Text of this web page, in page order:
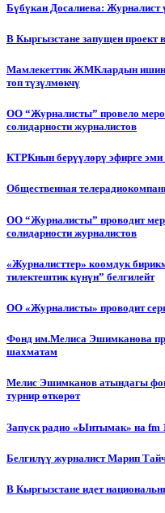
Бүбүкан Досалиева: Журналист
В Кыргызстане запущен проект
Мамлекеттик ЖМКлардын
топ түзүлмөкчү
ОО “Журналисты” провело
солидарности журналистов
КТРКнын берүүлөрү эфирге
Общественная
ОО “Журналисты” проводит
солидарности журналистов
«Журналисттер» коомдук
тилектештик күнүн” белгилейт
ОО «Журналисты» проводит
Фонд им.Мелиса Эшимканова
шахматам
Мелис Эшимканов атындагы
турнир өткөрөт
Запуск радио «Ынтымак» на fm
Белгилүү журналист Марип
В Кыргызстане идет